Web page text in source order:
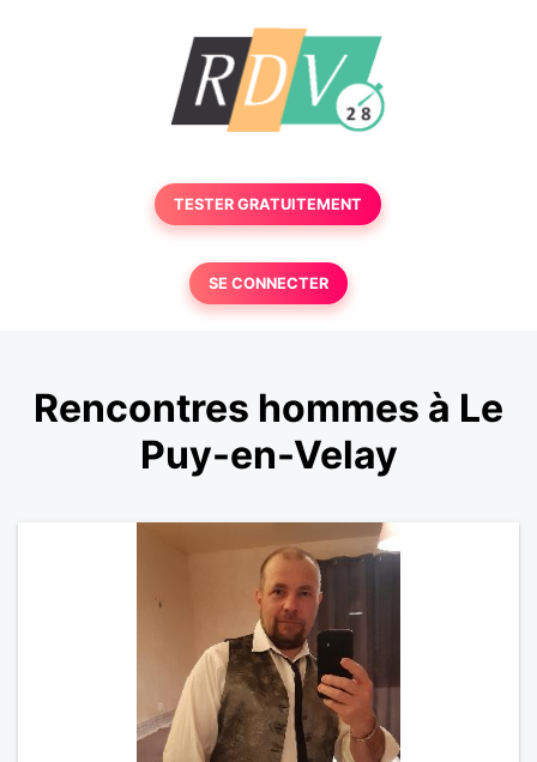
TESTER GRATUITEMENT
SE CONNECTER
Rencontres hommes à Le
Puy-en-Velay